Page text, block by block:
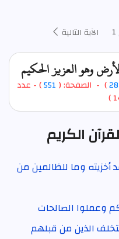
الآية التالية
وهو العزيز الحكيم
28) - الصفحة: ( 551) - عدد
الكريم
أخزيته وما للظالمين من
وعملوا الصالحات
الذين من قبلهم